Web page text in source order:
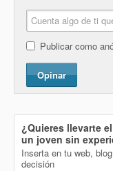
Publicar como
Opinar
¿Quieres llevarte
un joven sin
Inserta en tu web,
decisión